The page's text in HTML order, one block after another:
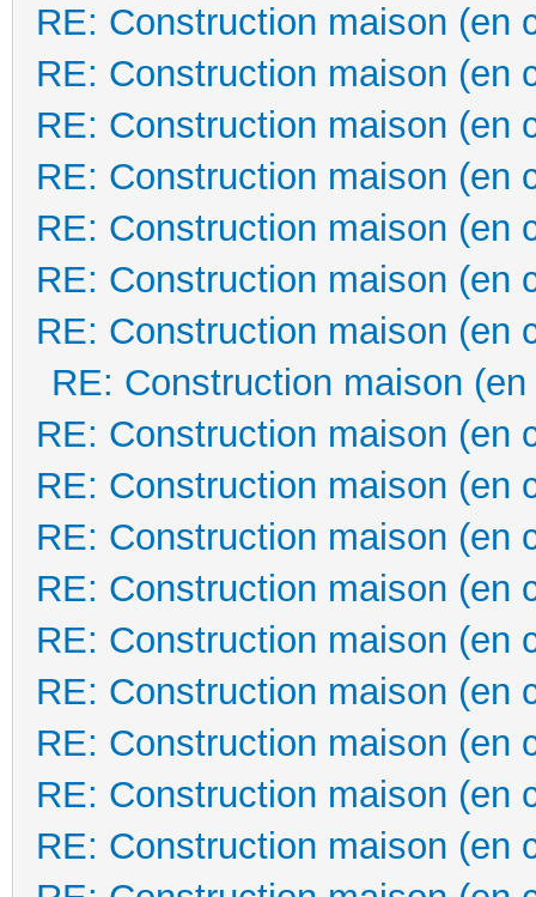
RE: Construction maison (en
RE: Construction maison (en
RE: Construction maison (en
RE: Construction maison (en
RE: Construction maison (en
RE: Construction maison (en
RE: Construction maison (en
RE: Construction maison
RE: Construction maison (en
RE: Construction maison (en
RE: Construction maison (en
RE: Construction maison (en
RE: Construction maison (en
RE: Construction maison (en
RE: Construction maison (en
RE: Construction maison (en
RE: Construction maison (en